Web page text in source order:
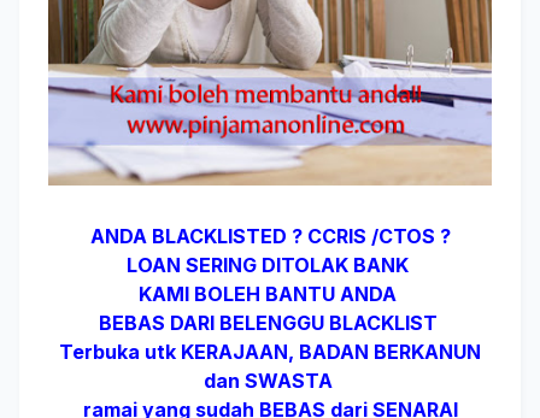
ANDA BLACKLISTED ? CCRIS /CTOS ?
LOAN SERING DITOLAK BANK
KAMI BOLEH BANTU ANDA
BEBAS DARI BELENGGU BLACKLIST
Terbuka utk KERAJAAN, BADAN BERKANUN
dan SWASTA
ramai yang sudah BEBAS dari SENARAI